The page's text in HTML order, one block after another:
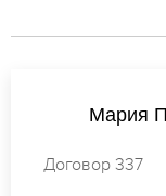
Виктория
Договор 240